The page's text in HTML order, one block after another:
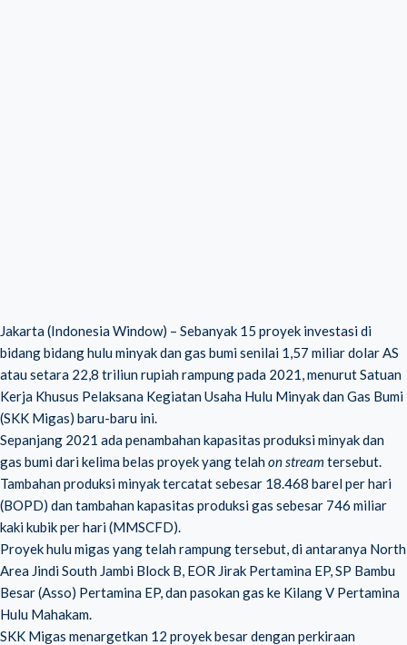
Jakarta (Indonesia Window) – Sebanyak 15 proyek investasi di
bidang bidang hulu minyak dan gas bumi senilai 1,57 miliar dolar AS
atau setara 22,8 triliun rupiah rampung pada 2021, menurut Satuan
Kerja Khusus Pelaksana Kegiatan Usaha Hulu Minyak dan Gas Bumi
(SKK Migas) baru-baru ini.
Sepanjang 2021 ada penambahan kapasitas produksi minyak dan
gas bumi dari kelima belas proyek yang telahon stream tersebut.
Tambahan produksi minyak tercatat sebesar 18.468 barel per hari
(BOPD) dan tambahan kapasitas produksi gas sebesar 746 miliar
kaki kubik per hari (MMSCFD).
Proyek hulu migas yang telah rampung tersebut, di antaranya North
Area Jindi South Jambi Block B, EOR Jirak Pertamina EP, SP Bambu
Besar (Asso) Pertamina EP, dan pasokan gas ke Kilang V Pertamina
Hulu Mahakam.
SKK Migas menargetkan 12 proyek besar dengan perkiraan